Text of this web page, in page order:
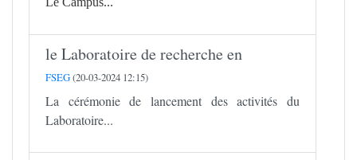
le Laboratoire de recherche en
FSEG(20-03-2024 12:15)
La cérémonie de lancement des activités du
Laboratoire...